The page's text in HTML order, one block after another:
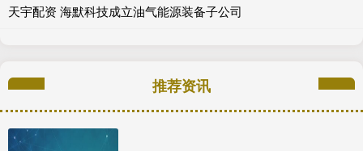
天宇配资 海默科技成立油气能源装备子公司
推荐资讯